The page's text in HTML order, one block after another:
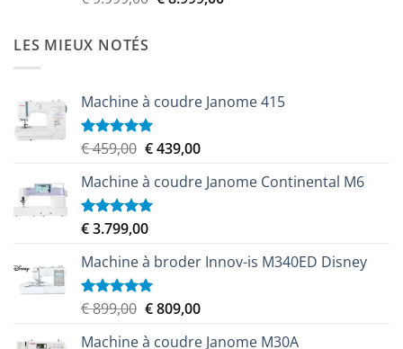
LES MIEUX NOTÉS
Machine à coudre Janome 415
Note5.00
€459,00 Le
initial
était :
€ 459,00.
€439,00Le
actuel
Machine à coudre Janome Continental M6
Note5.00
€3.799,00
Machine à broder Innov-is M340ED Disney
Note5.00
€899,00 Le
€809,00Le
Machine à coudre Janome M30A